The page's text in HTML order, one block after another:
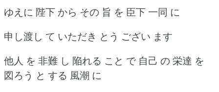
ゆえに 陛下 から その 旨 を 臣下 一同 に
申し渡し て いただき とう ござい ます
他人 を 非難 し 陥れる こと で 自己 の 栄達 を
図ろう と する 風潮 に